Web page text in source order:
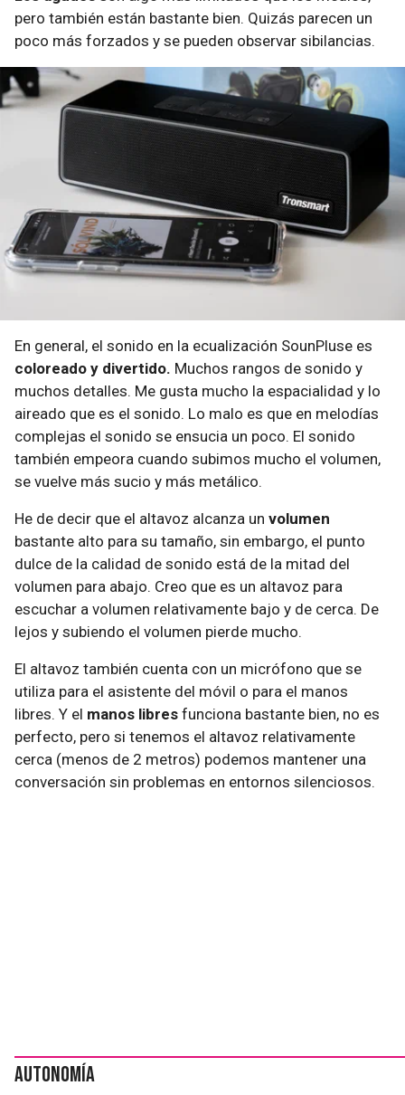
pero también están bastante bien. Quizás parecen un
poco más forzados y se pueden observar sibilancias.
En general, el sonido en la ecualización SounPluse es
coloreado y divertido. Muchos rangos de sonido y
muchos detalles. Me gusta mucho la espacialidad y lo
aireado que es el sonido. Lo malo es que en melodías
complejas el sonido se ensucia un poco. El sonido
también empeora cuando subimos mucho el volumen,
se vuelve más sucio y más metálico.
He de decir que el altavoz alcanza un volumen
bastante alto para su tamaño, sin embargo, el punto
dulce de la calidad de sonido está de la mitad del
volumen para abajo. Creo que es un altavoz para
escuchar a volumen relativamente bajo y de cerca. De
lejos y subiendo el volumen pierde mucho.
El altavoz también cuenta con un micrófono que se
utiliza para el asistente del móvil o para el manos
libres. Y el manos libres funciona bastante bien, no es
perfecto, pero si tenemos el altavoz relativamente
cerca (menos de 2 metros) podemos mantener una
conversación sin problemas en entornos silenciosos.
Autonomía